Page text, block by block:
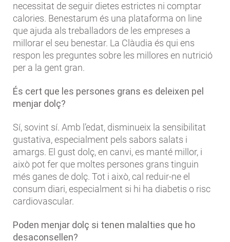
necessitat de seguir dietes estrictes ni comptar
calories. Benestarum és una plataforma on line
que ajuda als treballadors de les empreses a
millorar el seu benestar. La Clàudia és qui ens
respon les preguntes sobre les millores en nutrició
per a la gent gran.
És cert que les persones grans es deleixen pel
menjar dolç?
Sí, sovint sí. Amb l’edat, disminueix la sensibilitat
gustativa, especialment pels sabors salats i
amargs. El gust dolç, en canvi, es manté millor, i
això pot fer que moltes persones grans tinguin
més ganes de dolç. Tot i això, cal reduir-ne el
consum diari, especialment si hi ha diabetis o risc
cardiovascular.
Poden menjar dolç si tenen malalties que ho
desaconsellen?